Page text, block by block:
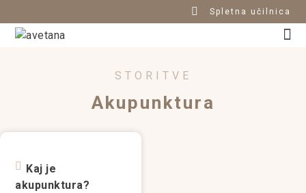
Spletna učilnica
STORITVE
Akupunktura
Kaj je
akupunktura?